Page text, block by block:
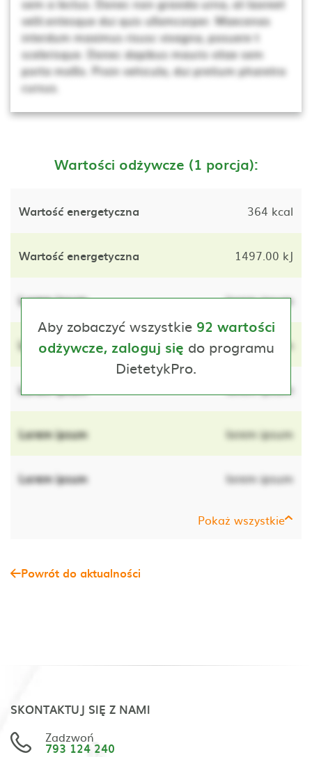
sem a lectus. Donec non gravida urna, at laoreet
velit.entesque dui quis ullamcorper. Maecenas
interdum maximus risusc vivagna, posuere t
scelerisque. Donec dapibus mauris vitae sem
porta mollis. Proin vehicula, dui pretium pharetra
cursus.
Wartości odżywcze (1 porcja):
Wartość energetyczna 364 kcal
Wartość energetyczna 1497.00 kJ
Lorem ipsum lorem ipsum
Lorem ipsum lorem ipsum
Lorem ipsum lorem ipsum
Lorem ipsum lorem ipsum
Lorem ipsum lorem ipsum
Pokaż wszystkie
Aby zobaczyć wszystkie 92 wartości
odżywcze, zaloguj się do programu
DietetykPro.
Powrót do aktualności
SKONTAKTUJ SIĘ Z NAMI
Zadzwoń
793 124 240